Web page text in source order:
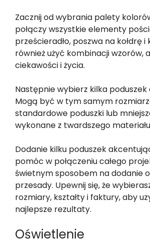
Zacznij od wybrania palety
połączy wszystkie elementy
prześcieradło, poszwa na kołdrę i
również użyć kombinacji wzorów,
ciekawości i życia.
Następnie wybierz kilka
Mogą być w tym samym
standardowe poduszki lub
wykonane z twardszego
Dodanie kilku poduszek
pomóc w połączeniu całego
świetnym sposobem na dodanie
przesady. Upewnij się, że
rozmiary, kształty i faktury, aby
najlepsze rezultaty.
Oświetlenie